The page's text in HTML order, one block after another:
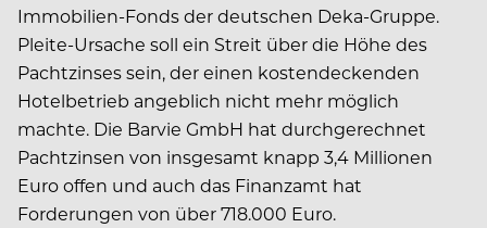
Immobilien-Fonds der deutschen Deka-Gruppe.
Pleite-Ursache soll ein Streit über die Höhe des
Pachtzinses sein, der einen kostendeckenden
Hotelbetrieb angeblich nicht mehr möglich
machte. Die Barvie GmbH hat durchgerechnet
Pachtzinsen von insgesamt knapp 3,4 Millionen
Euro offen und auch das Finanzamt hat
Forderungen von über 718.000 Euro.